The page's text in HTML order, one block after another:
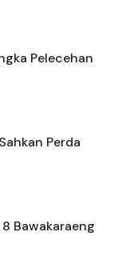
Pelecehan
Perda
Bawakaraeng